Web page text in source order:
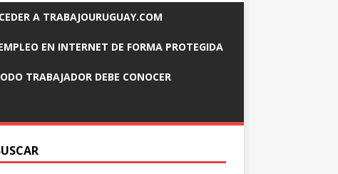
A TRABAJOURUGUAY.COM
EN INTERNET DE FORMA PROTEGIDA
TRABAJADOR DEBE CONOCER